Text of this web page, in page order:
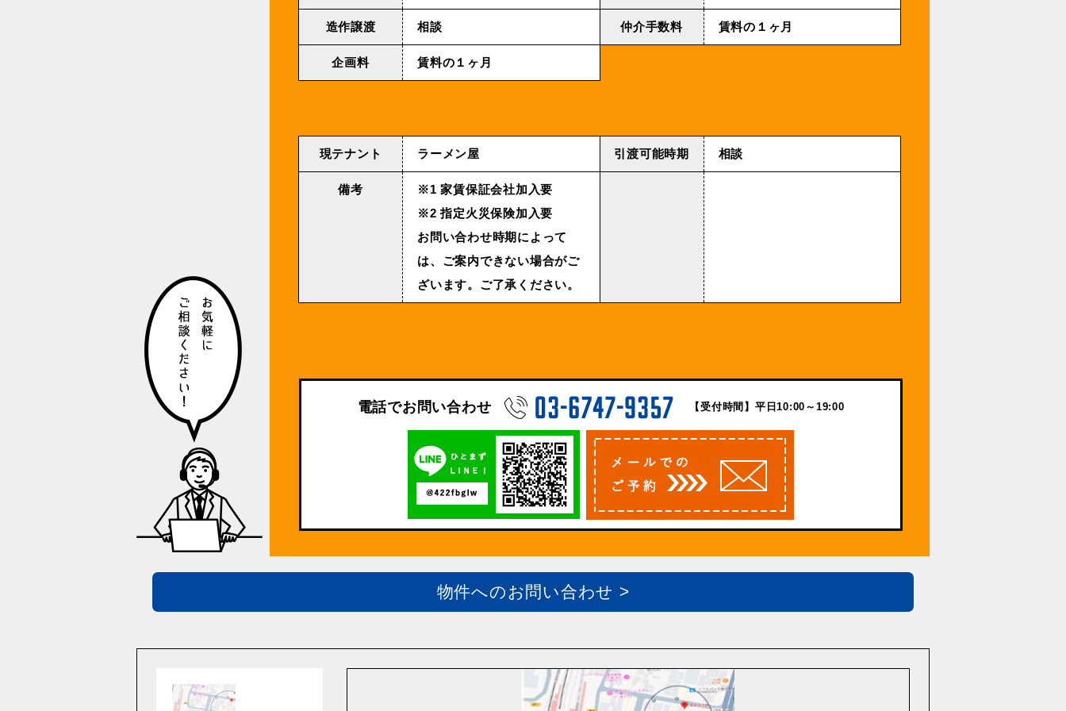
造作譲渡 相談 仲介手数料 賃料の１ヶ月
企画料 賃料の１ヶ月
現テナント ラーメン屋 引渡可能時期 相談
備考
※1 家賃保証会社加入要
※2 指定火災保険加入要
お問い合わせ時期によって
は、ご案内できない場合がご
ざいます。ご了承ください。
電話でお問い合わせ 【受付時間】平日10:00～19:00
物件へのお問い合わせ >